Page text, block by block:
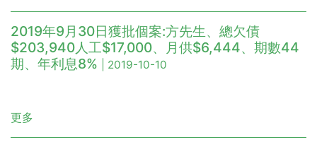
2019年9月30日獲批個案:方先生、總欠債
$203,940人工$17,000、月供$6,444、期數44
期、年利息8%
| 2019-10-10
更多